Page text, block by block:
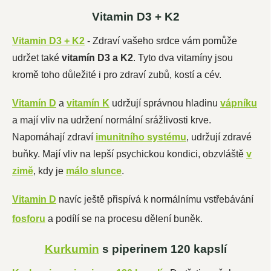
Vitamin D3 + K2
Vitamin D3 + K2 - Zdraví vašeho srdce vám pomůže
udržet také vitamín D3 a K2. Tyto dva vitamíny jsou
kromě toho důležité i pro zdraví zubů, kostí a cév.
Vitamín D a vitamín K udržují správnou hladinu vápníku
a mají vliv na udržení normální srážlivosti krve.
Napomáhají zdraví imunitního systému, udržují zdravé
buňky. Mají vliv na lepší psychickou kondici, obzvláště v
zimě, kdy je málo slunce.
Vitamin D navíc ještě přispívá k normálnímu vstřebávání
fosforu a podílí se na procesu dělení buněk.
Kurkumin s piperinem 120 kapslí